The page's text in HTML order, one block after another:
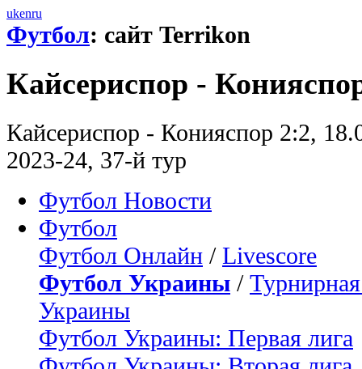
ukenru
Футбол: сайт Terrikon
Кайсериспор -
Кайсериспор - Конияспор 2:2,
2023-24, 37-й тур
Футбол Новости
Футбол
Футбол Онлайн / Livescore
Футбол Украины /
Украины
Футбол Украины: Первая лига